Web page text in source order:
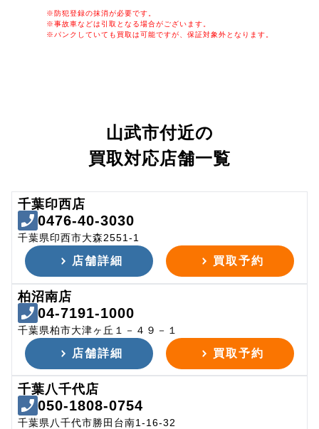
※防犯登録の抹消が必要です。
※事故車などは引取となる場合がございます。
※パンクしていても買取は可能ですが、保証対象外となります。
山武市付近の
買取対応店舗一覧
千葉印西店
0476-40-3030
千葉県印西市大森2551-1
店舗詳細 買取予約
柏沼南店
04-7191-1000
千葉県柏市大津ヶ丘１－４９－１
店舗詳細 買取予約
千葉八千代店
050-1808-0754
千葉県八千代市勝田台南1-16-32